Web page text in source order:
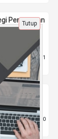
Pemasaran
Membangun
29 Apr 2026 |181
di
11 Nov 2024 |750
Tutup